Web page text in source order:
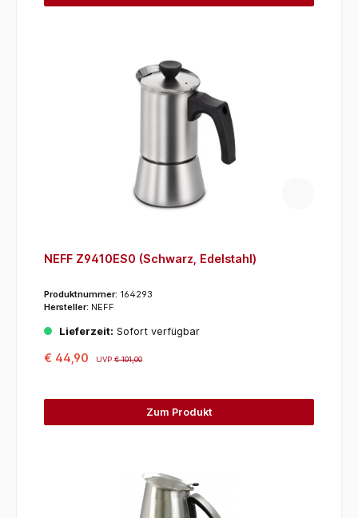
NEFF Z9410ES0 (Schwarz, Edelstahl)
Produktnummer: 164293
Hersteller: NEFF
Lieferzeit: Sofort verfügbar
€ 44,90 UVP€ 101,00
Zum Produkt